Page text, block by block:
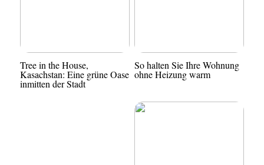
Tree in the House,
Kasachstan: Eine grüne Oase
inmitten der Stadt
So halten Sie Ihre Wohnung
ohne Heizung warm